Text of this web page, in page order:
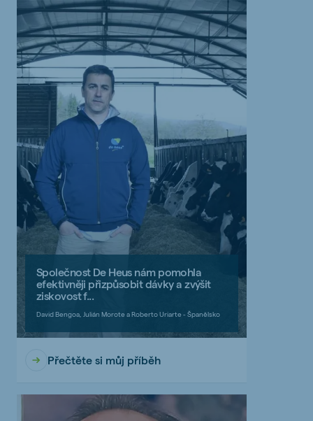
Společnost De Heus nám pomohla
efektivněji přizpůsobit dávky a zvýšit
ziskovost f...
David Bengoa, Julián Morote a Roberto Uriarte - Španělsko
Přečtěte si můj příběh